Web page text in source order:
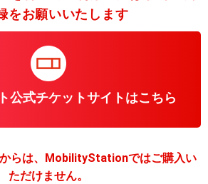
をお願いいたします
公式チケットサイトはこちら
らは、MobilityStationではご購入い
ただけません。